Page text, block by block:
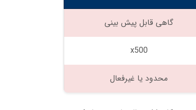
گاهی قابل پیش بینی
x500
محدود یا غیرفعال